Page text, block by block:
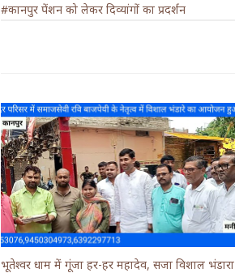
#कानपुर पेंशन को लेकर दिव्यांगों का प्रदर्शन
भूतेश्वर धाम में गूंजा हर-हर महादेव, सजा विशाल भंडारा